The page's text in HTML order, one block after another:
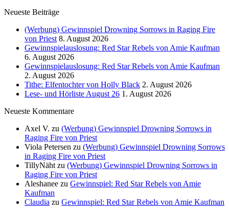
Neueste Beiträge
(Werbung) Gewinnspiel Drowning Sorrows in Raging Fire
von Priest 8. August 2026
Gewinnspielauslosung: Red Star Rebels von Amie Kaufman
6. August 2026
Gewinnspielauslosung: Red Star Rebels von Amie Kaufman
2. August 2026
Tithe: Elfentochter von Holly Black 2. August 2026
Lese- und Hörliste August 26 1. August 2026
Neueste Kommentare
Axel V. zu (Werbung) Gewinnspiel Drowning Sorrows in
Raging Fire von Priest
Viola Petersen zu (Werbung) Gewinnspiel Drowning Sorrows
in Raging Fire von Priest
TillyNäht zu (Werbung) Gewinnspiel Drowning Sorrows in
Raging Fire von Priest
Aleshanee zu Gewinnspiel: Red Star Rebels von Amie
Kaufman
Claudia zu Gewinnspiel: Red Star Rebels von Amie Kaufman